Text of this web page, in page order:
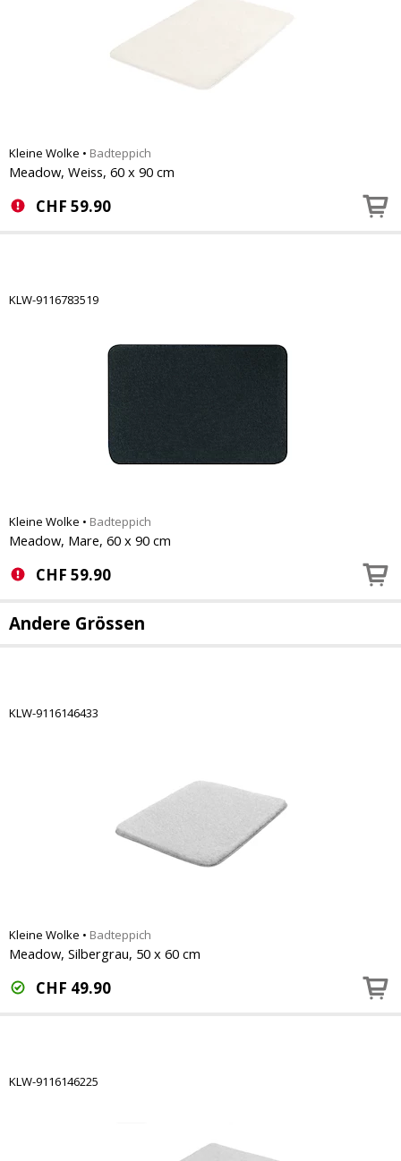
Kleine Wolke • Badteppich
Meadow, Weiss, 60 x 90 cm
CHF 59.90
KLW-9116783519
Kleine Wolke • Badteppich
Meadow, Mare, 60 x 90 cm
CHF 59.90
Andere Grössen
KLW-9116146433
Kleine Wolke • Badteppich
Meadow, Silbergrau, 50 x 60 cm
CHF 49.90
KLW-9116146225